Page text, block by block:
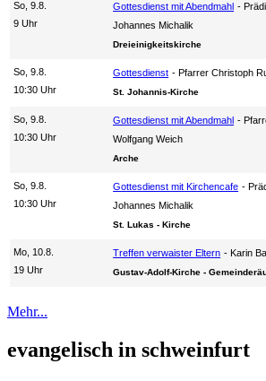
So, 9.8.
9 Uhr
Gottesdienst mit Abendmahl
Johannes Michalik
Dreieinigkeitskirche
So, 9.8.
10:30 Uhr
Gottesdienst Pfarrer Christoph
St. Johannis-Kirche
So, 9.8.
10:30 Uhr
Gottesdienst mit Abendmahl
Wolfgang Weich
Arche
So, 9.8.
10:30 Uhr
Gottesdienst mit Kirchencafe
Johannes Michalik
St. Lukas - Kirche
Mo, 10.8.
19 Uhr
Treffen verwaister Eltern Karin
Gustav-Adolf-Kirche -
Mehr...
evangelisch in schweinfurt